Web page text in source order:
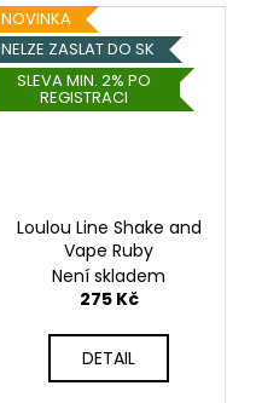
NOVINKA
NELZE ZASLAT DO SK
SLEVA MIN. 2% PO
REGISTRACI
Loulou Line Shake and
Vape Ruby
Není skladem
275 Kč
DETAIL